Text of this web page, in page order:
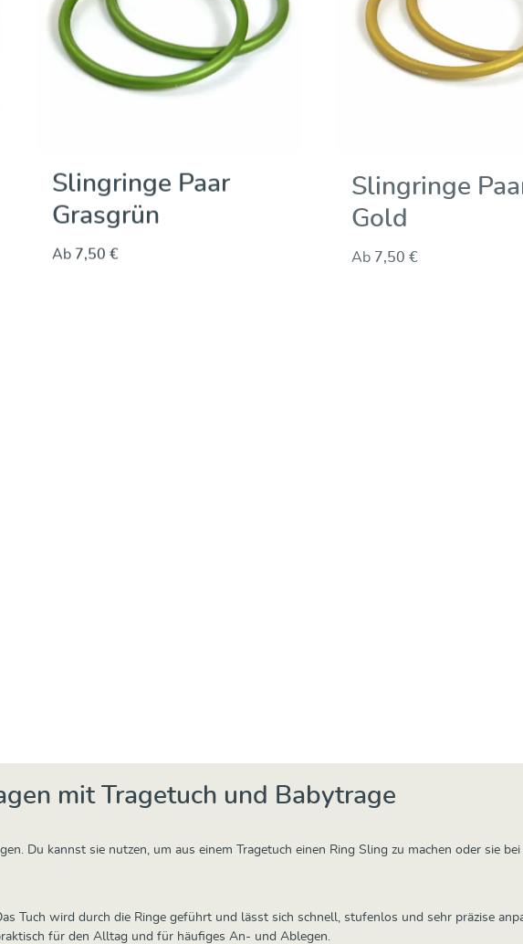
Slingringe Paar
Grasgrün
Ab 7,50 €
Slingringe
Gold
Ab 7,50 €
mit Tragetuch und Babytrage
Du kannst sie nutzen, um aus einem Tragetuch einen Ring Sling zu machen oder sie
Tuch wird durch die Ringe geführt und lässt sich schnell, stufenlos und sehr präzise
für den Alltag und für häufiges An- und Ablegen.